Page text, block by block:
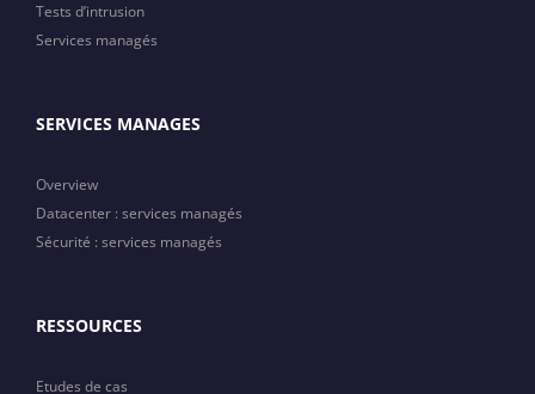
Tests d’intrusion
Services managés
SERVICES MANAGES
Overview
Datacenter : services managés
Sécurité : services managés
RESSOURCES
Etudes de cas